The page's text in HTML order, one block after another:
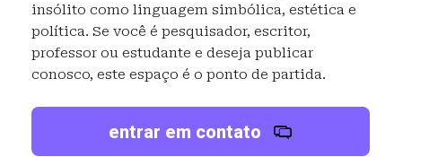
insólito como linguagem simbólica, estética e
política. Se você é pesquisador, escritor,
professor ou estudante e deseja publicar
conosco, este espaço é o ponto de partida.
entrar em contato